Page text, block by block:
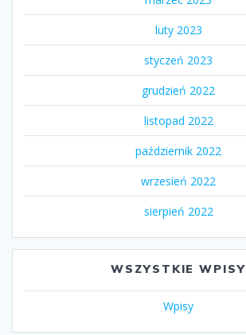
luty 2023
styczeń 2023
grudzień 2022
listopad 2022
październik 2022
wrzesień 2022
sierpień 2022
WSZYSTKIE WPISY
Wpisy